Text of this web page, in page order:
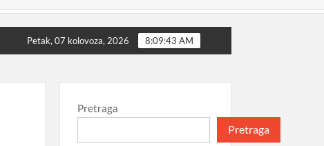
Izvor sigurne i ugodne mirovine
Petak, 07 kolovoza, 2026 8:09:43 AM
Pretraga
Pretraga